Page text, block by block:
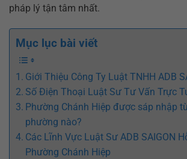
pháp lý tận tâm nhất.
Mục lục bài viết
Giới Thiệu Công Ty Luật TNHH ADB
Số Điện Thoại Luật Sư Tư Vấn Trực
Phường Chánh Hiệp được sáp nhập
phường nào?
Các Lĩnh Vực Luật Sư ADB SAIGON
Phường Chánh Hiệp